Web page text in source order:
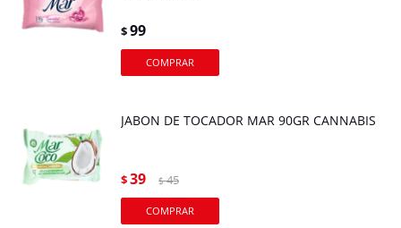
$99
JABON DE TOCADOR MAR 90GR CANNABIS
$39 $ 45